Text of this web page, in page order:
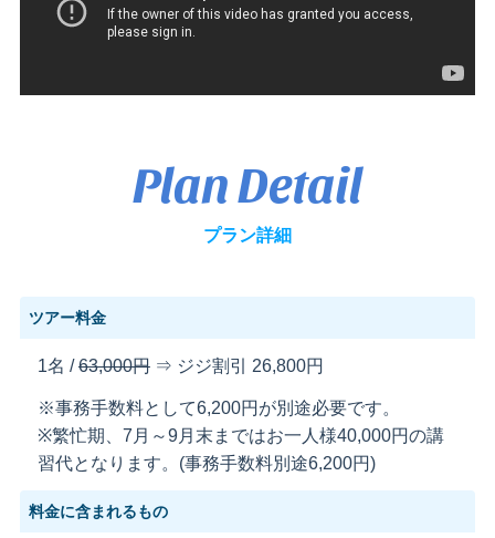
Plan Detail
プラン詳細
ツアー料金
1名 /63,000円⇒ ジジ割引 26,800円
※事務手数料として6,200円が別途必要です。
※繁忙期、7月～9月末まではお一人様40,000円の講
習代となります。(事務手数料別途6,200円)
料金に含まれるもの